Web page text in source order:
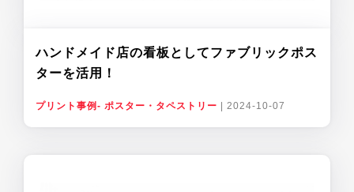
ハンドメイド店の看板としてファブリックポス
ターを活用！
プリント事例- ポスター・タペストリー 2024-10-07